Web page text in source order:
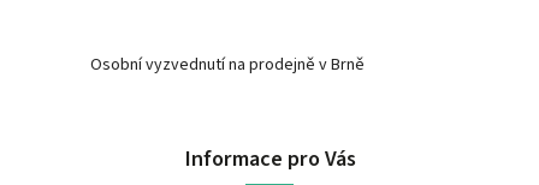
Osobní vyzvednutí na prodejně v Brně
Informace pro Vás